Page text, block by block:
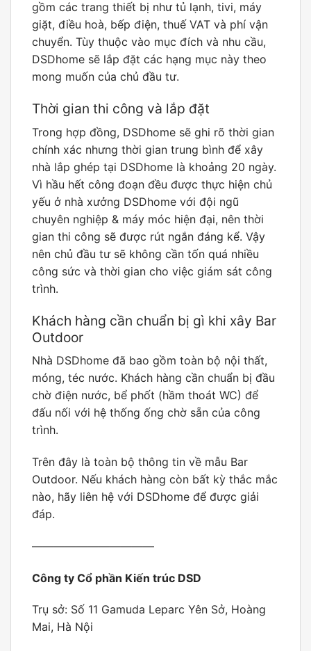
gồm các trang thiết bị như tủ lạnh, tivi, máy
giặt, điều hoà, bếp điện, thuế VAT và phí vận
chuyển. Tùy thuộc vào mục đích và nhu cầu,
DSDhome sẽ lắp đặt các hạng mục này theo
mong muốn của chủ đầu tư.
Thời gian thi công và lắp đặt
Trong hợp đồng, DSDhome sẽ ghi rõ thời gian
chính xác nhưng thời gian trung bình để xây
nhà lắp ghép tại DSDhome là khoảng 20 ngày.
Vì hầu hết công đoạn đều được thực hiện chủ
yếu ở nhà xưởng DSDhome với đội ngũ
chuyên nghiệp & máy móc hiện đại, nên thời
gian thi công sẽ được rút ngắn đáng kể. Vậy
nên chủ đầu tư sẽ không cần tốn quá nhiều
công sức và thời gian cho việc giám sát công
trình.
Khách hàng cần chuẩn bị gì khi xây Bar
Outdoor
Nhà DSDhome đã bao gồm toàn bộ nội thất,
móng, téc nước. Khách hàng cần chuẩn bị đầu
chờ điện nước, bể phốt (hầm thoát WC) để
đấu nối với hệ thống ống chờ sẵn của công
trình.
Trên đây là toàn bộ thông tin về mẫu Bar
Outdoor. Nếu khách hàng còn bất kỳ thắc mắc
nào, hãy liên hệ với DSDhome để được giải
đáp.
———————————
Công ty Cổ phần Kiến trúc DSD
Trụ sở: Số 11 Gamuda Leparc Yên Sở, Hoàng
Mai, Hà Nội